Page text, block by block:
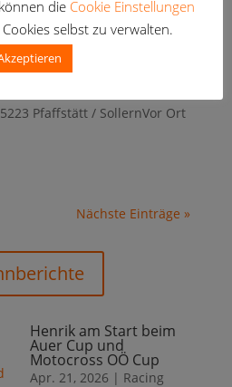
Staatsmeisterschaftsrenn
dazu veranstalten wir das
2-Stunden Rennen, das
die nicht an der ÖM
Pfaffstätt / SollernVor Ort
Nächste Einträge »
Henrik am Start beim
Auer Cup und
Motocross OÖ Cup
Apr. 21, 2026 | Racing
die Cookie Einstellungen
selbst zu verwalten.